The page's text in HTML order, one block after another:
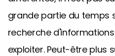
grande partie du temps
recherche
exploiter. Peut-être plus